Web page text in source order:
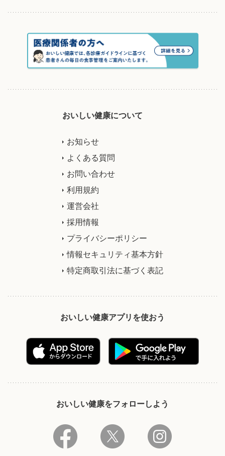
おいしい健康について
お知らせ
よくある質問
お問い合わせ
利用規約
運営会社
採用情報
プライバシーポリシー
情報セキュリティ基本方針
特定商取引法に基づく表記
おいしい健康アプリを使おう
おいしい健康をフォローしよう